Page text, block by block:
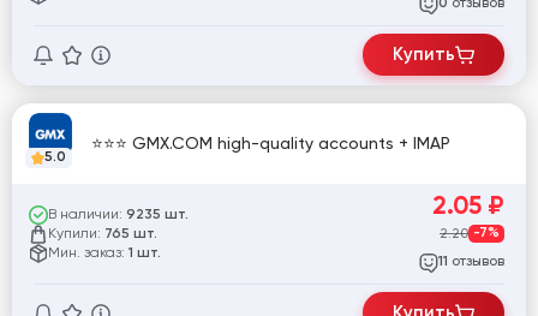
0
Купить
5.0
⭐⭐⭐ GMX.COM high-quality accounts + IMAP
В наличии: 9235 шт.
Купили: 765 шт.
Мин. заказ: 1 шт.
2.05 ₽
2.20 -7%
11 отзывов